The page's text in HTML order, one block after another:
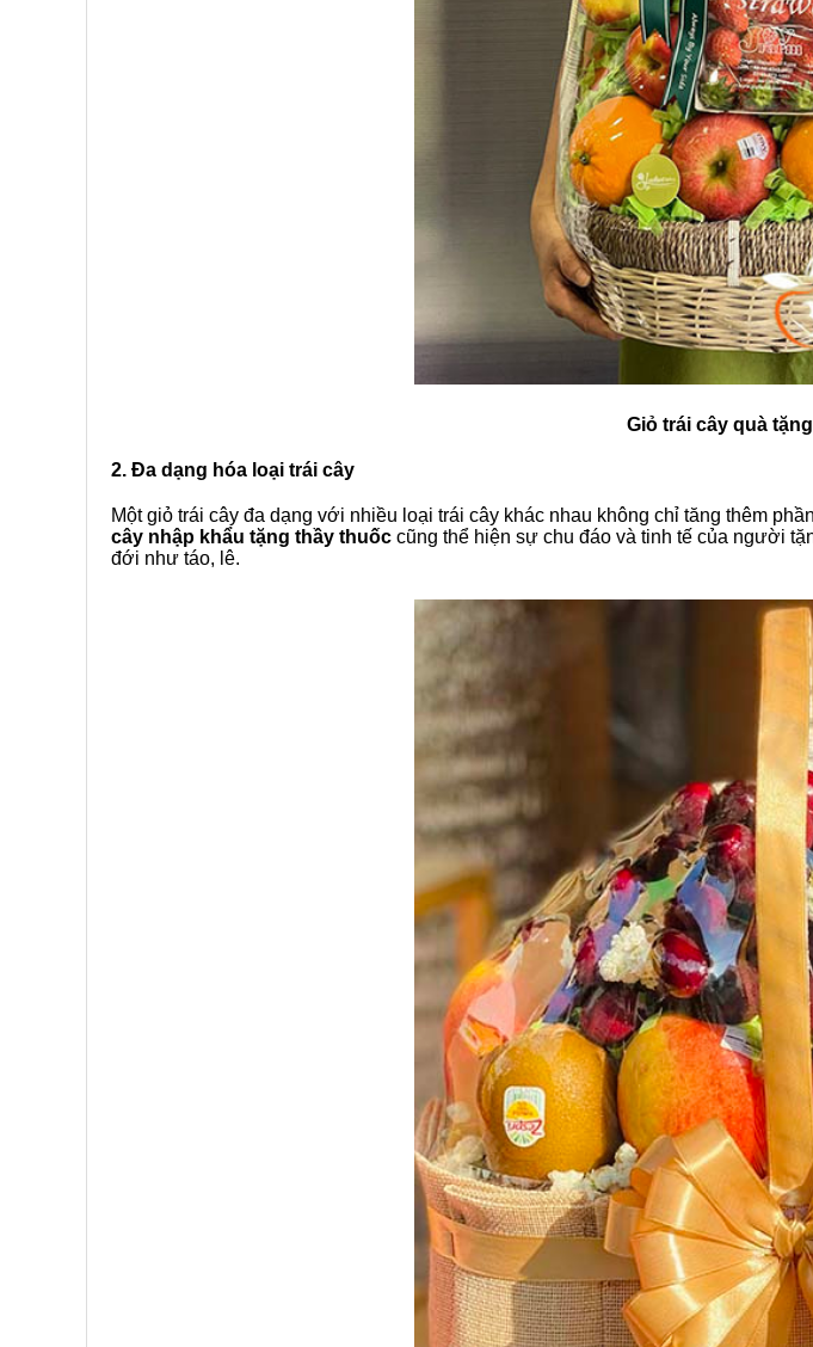
Giỏ trái cây quà
2. Đa dạng hóa loại trái cây
Một giỏ trái cây đa dạng với nhiều loại trái cây khác nhau không chỉ tăng thêm
cây nhập khẩu tặng thầy thuốc cũng thể hiện sự chu đáo và tinh tế của người
đới như táo, lê.